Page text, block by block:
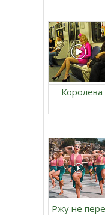
Королева
Ржу не